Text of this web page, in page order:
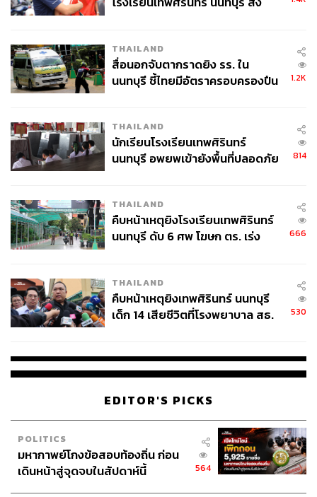
เพื่อให้ทราบถึงข้อมูลผู้ถือครองจริงในปัจจุบันว่าเป็นกลุ่ม
ตามระเบียบกฎหมายต้องเร่งดำเนินการเพิกถอนสิทธิ และ
จัดสรรที่ดินให้กับกลุ่มเกษตรกรที่มีคุณสมบัติถูกต้อง
TAGS: เขาใหญ่ พรรคก้าวไกล
อภิชาติ ศิริสุนทร
129
ABOUT THE AUTHOR
THE STANDARD TEAM
กองบรรณาธิการ THE STANDARD
THAILAND
สื่อนอกจับตากราดยิง รร. ใน
นนทบุรี ชี้ไทยมีอัตราครอบครองปืน
1.2K
THAILAND
นักเรียนโรงเรียนเทพศิรินทร์
นนทบุรี อพยพเข้ายังพื้นที่ปลอดภัย
814
THAILAND
คืบหน้าเหตุยิงโรงเรียนเทพศิรินทร์
นนทบุรี ดับ 6 ศพ โฆษก ตร. เร่ง
666
THAILAND
คืบหน้าเหตุยิงเทพศิรินทร์ นนทบุรี
เด็ก 14 เสียชีวิตที่โรงพยาบาล สธ.
530
EDITOR'S PICKS
POLITICS
มหากาพย์โกงข้อสอบท้องถิ่น ก่อน
เดินหน้าสู่จุดจบในสัปดาห์นี้
564